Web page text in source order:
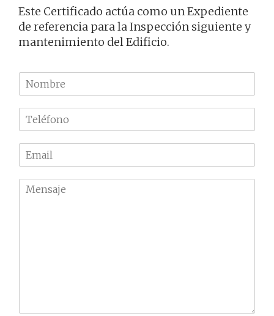
Este Certificado actúa como un Expediente
de referencia para la Inspección siguiente y
mantenimiento del Edificio.
N
o
m
r
e
l
f
m
a
M